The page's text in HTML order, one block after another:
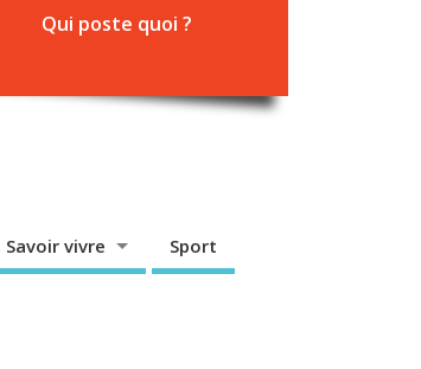
Qui poste quoi ?
Savoir vivre Sport